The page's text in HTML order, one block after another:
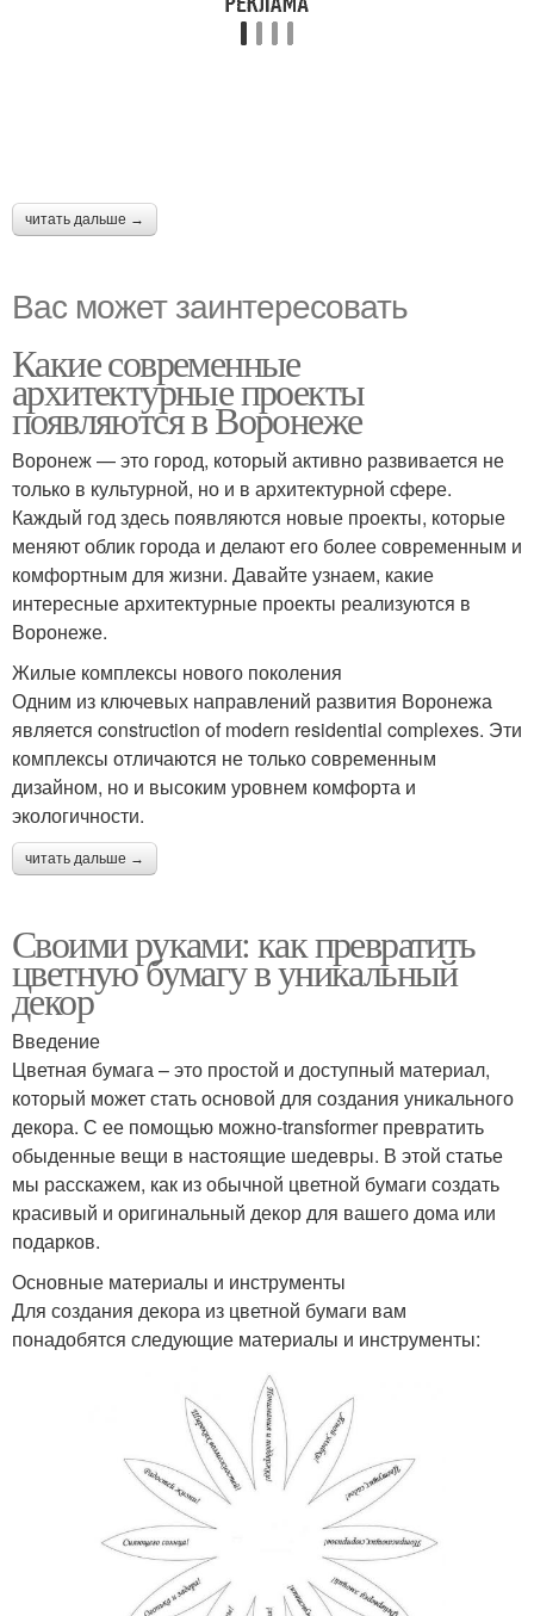
читать дальше →
Вас может заинтересовать
Какие современные
архитектурные проекты
появляются в Воронеже
Воронеж — это город, который активно развивается не
только в культурной, но и в архитектурной сфере.
Каждый год здесь появляются новые проекты, которые
меняют облик города и делают его более современным и
комфортным для жизни. Давайте узнаем, какие
интересные архитектурные проекты реализуются в
Воронеже.
Жилые комплексы нового поколения
Одним из ключевых направлений развития Воронежа
является construction of modern residential complexes. Эти
комплексы отличаются не только современным
дизайном, но и высоким уровнем комфорта и
экологичности.
читать дальше →
Своими руками: как превратить
цветную бумагу в уникальный
декор
Введение
Цветная бумага – это простой и доступный материал,
который может стать основой для создания уникального
декора. С ее помощью можно-transformer превратить
обыденные вещи в настоящие шедевры. В этой статье
мы расскажем, как из обычной цветной бумаги создать
красивый и оригинальный декор для вашего дома или
подарков.
Основные материалы и инструменты
Для создания декора из цветной бумаги вам
понадобятся следующие материалы и инструменты: